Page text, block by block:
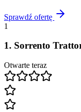
Sprawdź ofertę
1
1. Sorrento
Otwarte teraz